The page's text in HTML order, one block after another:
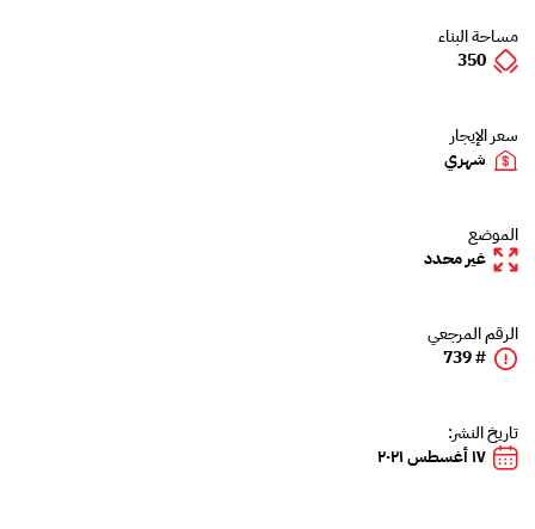
مساحة البناء
350
سعر الإيجار
شهري
الموضع
غير محدد
الرقم المرجعي
# 739
تاريخ النشر:
١٧ أغسطس ٢٠٢١